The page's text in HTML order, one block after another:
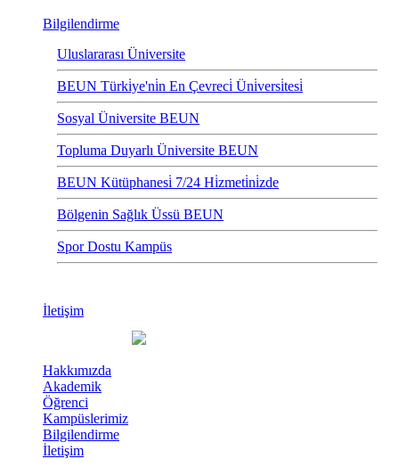
Bilgilendirme
Uluslararası Üniversite
BEUN Türki̇ye'ni̇n En Çevreci̇ Üni̇versi̇tesi̇
Sosyal Üniversite BEUN
Topluma Duyarlı Üniversite BEUN
BEUN Kütüphanesi̇ 7/24 Hi̇zmeti̇ni̇zde
Bölgenin Sağlık Üssü BEUN
Spor Dostu Kampüs
İletişim
Hakkımızda
Akademik
Öğrenci
Kampüslerimiz
Bilgilendirme
İletişim